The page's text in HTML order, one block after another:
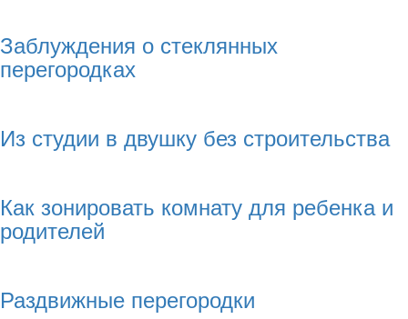
Заблуждения о стеклянных
перегородках
Из студии в двушку без строительства
Как зонировать комнату для ребенка и
родителей
Раздвижные перегородки